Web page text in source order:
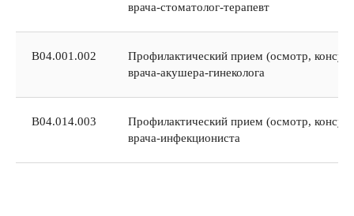
врача-стоматолог-терапевт
В04.001.002
Профилактический прием (осмотр,
врача-акушера-гинеколога
В04.014.003
Профилактический прием (осмотр,
врача-инфекциониста